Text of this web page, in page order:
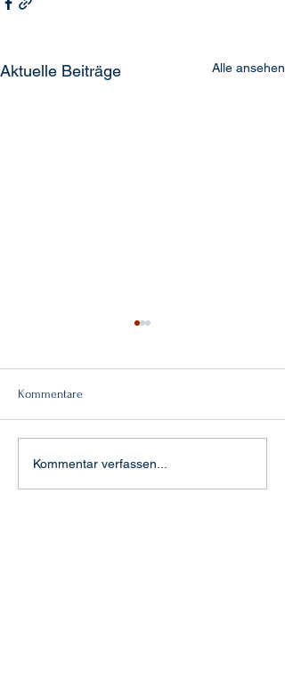
Aktuelle Beiträge Alle ansehen
"Feuertaufe" in Aachen
Kommentare
Kommentar verfassen...